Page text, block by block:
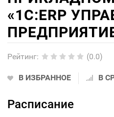
«1С:ERP
Рейтинг: (0.0)
В ИЗБРАННОЕ В
Расписание